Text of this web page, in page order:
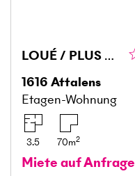
LOUÉ / PLUS DISPONIBLE
1616 Attalens
Etagen-Wohnung
3.5 70m2
Miete auf Anfrage